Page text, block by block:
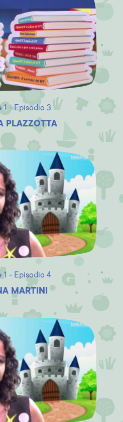
1 - Episodio 3
PLAZZOTTA
1 - Episodio 4
MARTINI